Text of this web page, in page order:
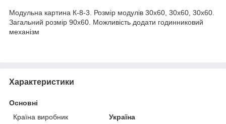
Модульна картина К-8-3. Розмір модулів 30х60, 30х60, 30х60.
Загальний розмір 90х60. Можливість додати годинниковий
механізм
Характеристики
Основні
Країна виробник
Україна